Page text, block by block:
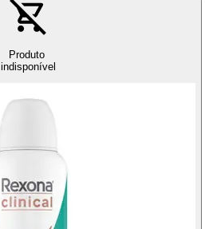
Produto
indisponível